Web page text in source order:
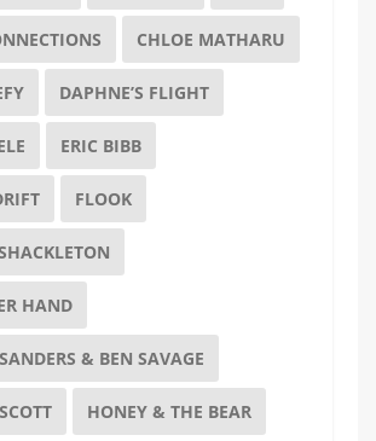
CHLOE MATHARU
DAPHNE’S FLIGHT
ERIC BIBB
FLOOK
HAND
& BEN SAVAGE
HONEY & THE BEAR